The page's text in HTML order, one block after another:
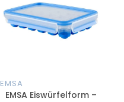
EMSA
EMSA Eiswürfelform –